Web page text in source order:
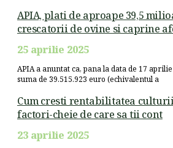
APIA, plati de aproape 39,5
crescatorii de ovine si caprine
25 aprilie 2025
APIA a anuntat ca, pana la data de 17
suma de 39.515.923 euro (echivalentul a
Cum cresti rentabilitatea
factori-cheie de care sa tii cont
23 aprilie 2025